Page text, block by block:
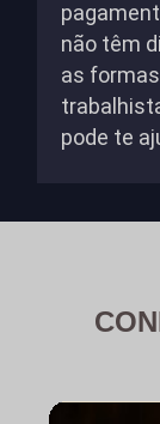
não têm
as
pode te